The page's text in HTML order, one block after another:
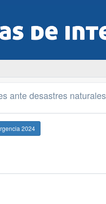
ante desastres naturales
2024